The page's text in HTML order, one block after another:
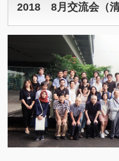
2018 8月交流会（清